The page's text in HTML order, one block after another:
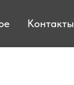
Контакты